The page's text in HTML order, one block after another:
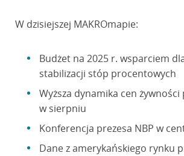
W dzisiejszej MAKROmapie:
Budżet na 2025 r. wsparciem
stabilizacji stóp procentowych
Wyższa dynamika cen żywności
w sierpniu
Konferencja prezesa NBP w
Dane z amerykańskiego rynku